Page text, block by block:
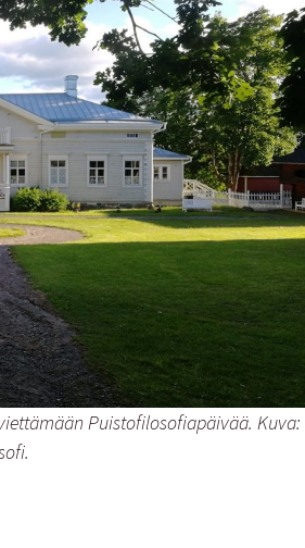
Puistofilosofiapäivää. Kuva: